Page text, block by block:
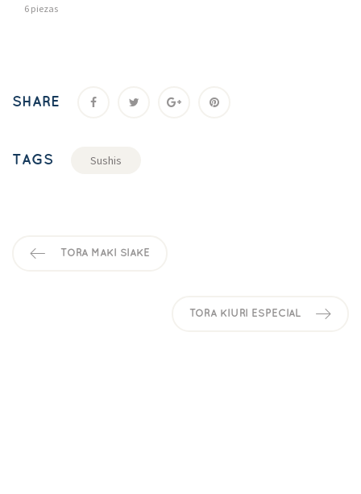
6 pieza
SHARE
TAGS Sushi
TORA MAKI SIAKE
TORA KIURI ESPECIAL